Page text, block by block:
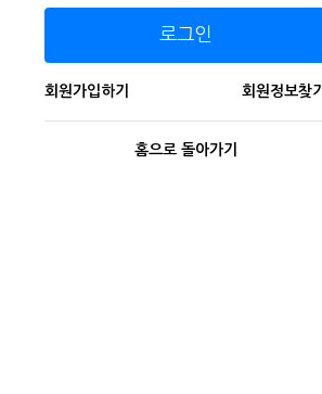
로그인
회원가입하기 회원정보찾기
홈으로 돌아가기